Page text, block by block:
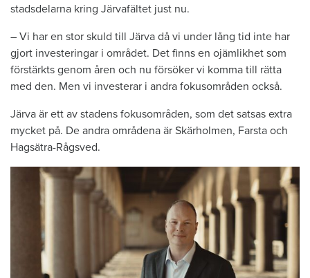
stadsdelarna kring Järvafältet just nu.
– Vi har en stor skuld till Järva då vi under lång tid inte har
gjort investeringar i området. Det finns en ojämlikhet som
förstärkts genom åren och nu försöker vi komma till rätta
med den. Men vi investerar i andra fokusområden också.
Järva är ett av stadens fokusområden, som det satsas extra
mycket på. De andra områdena är Skärholmen, Farsta och
Hagsätra-Rågsved.